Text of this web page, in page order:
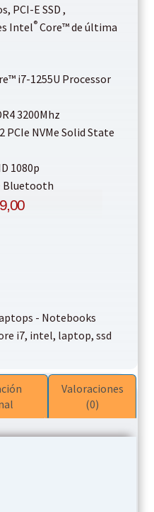
PCI-E SSD ,
Intel®Core™ de última
i7-1255U Processor
3200Mhz
PCIe NVMe Solid State
1080p
Bluetooth
- Notebooks
i7, intel, laptop, ssd
Valoraciones
(0)